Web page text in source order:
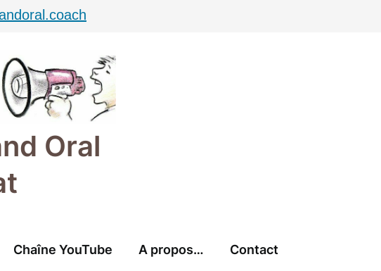
Oral
Chaîne YouTube A propos… Contact